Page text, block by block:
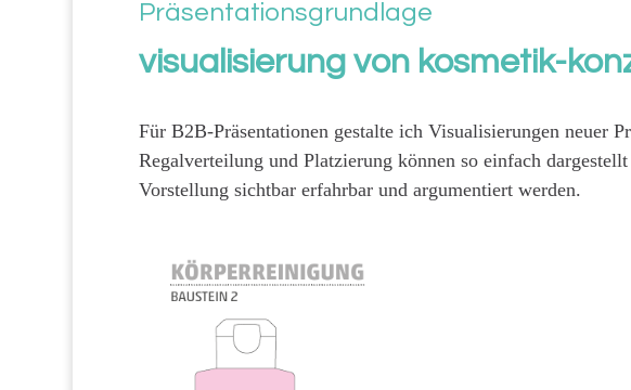
Präsentationsgrundlage
visualisierung von kosmetik-
Für B2B-Präsentationen gestalte ich Visualisierungen neuer
Regalverteilung und Platzierung können so einfach
Vorstellung sichtbar erfahrbar und argumentiert werden.